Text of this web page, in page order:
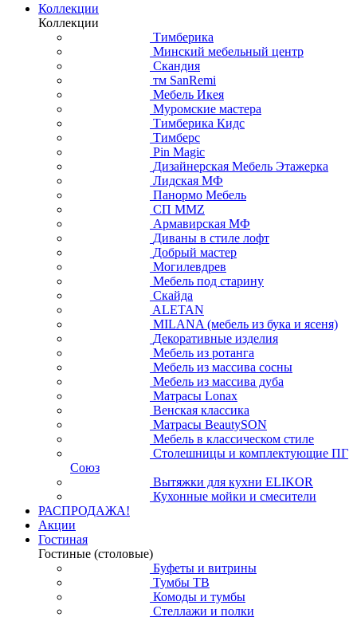
Коллекции
Коллекции
Тимберика
Минский мебельный центр
Скандия
тм SanRemi
Мебель Икея
Муромские мастера
Тимберика Кидс
Тимберс
Pin Magic
Дизайнерская Мебель Этажерка
Лидская МФ
Панормо Мебель
СП ММZ
Армавирская МФ
Диваны в стиле лофт
Добрый мастер
Могилевдрев
Мебель под старину
Скайда
ALETAN
MILANA (мебель из бука и ясеня)
Декоративные изделия
Мебель из ротанга
Мебель из массива сосны
Мебель из массива дуба
Матрасы Lonax
Венская классика
Матрасы BeautySON
Мебель в классическом стиле
Столешницы и комплектующие ПГ
Союз
Вытяжки для кухни ELIKOR
Кухонные мойки и смесители
РАСПРОДАЖА!
Акции
Гостиная
Гостиные (столовые)
Буфеты и витрины
Тумбы ТВ
Комоды и тумбы
Стеллажи и полки